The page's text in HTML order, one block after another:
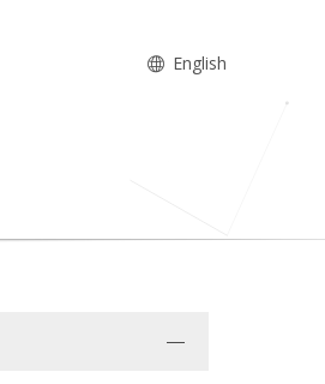
English